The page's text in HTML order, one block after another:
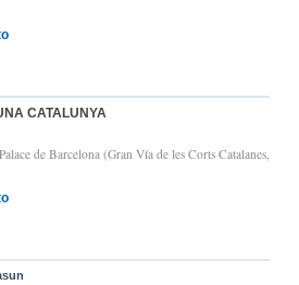
CATALUNYA
de Barcelona (Gran Vía de les Corts Catalanes,